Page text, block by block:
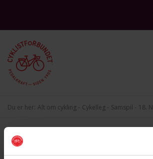
Du er her: Alt om cykling Cykelleg Samspil 18.